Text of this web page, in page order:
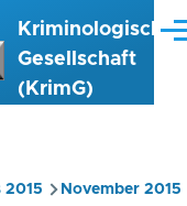
Kriminologische
Gesellschaft
(KrimG)
2015 November 2015